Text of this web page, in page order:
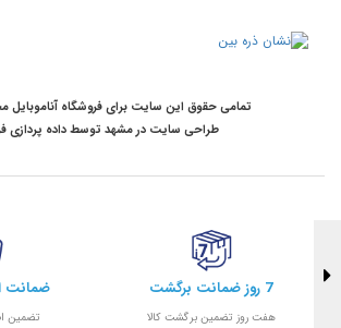
تمامی حقوق این سایت برای فروشگاه
طراحی سایت در مشهد توسطداده پردازی
7 روز ضمانت برگشت
هفت روز تضمین برگشت کالا
ضمانت
تضمین